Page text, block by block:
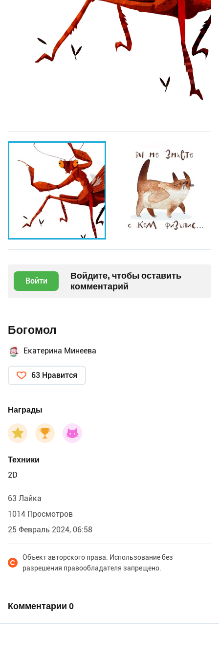
Войти
Войдите, чтобы оставить
комментарий
Богомол
Екатерина Минеева
63 Нравится
Награды
Техники
2D
63 Лайка
1014 Просмотров
25 Февраль 2024, 06:58
Объект авторского права. Использование без
разрешения правообладателя запрещено.
Комментарии 0